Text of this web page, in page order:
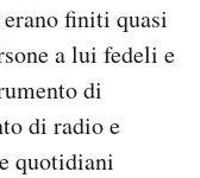
erano finiti quasi
a lui fedeli e
di
di radio e
quotidiani